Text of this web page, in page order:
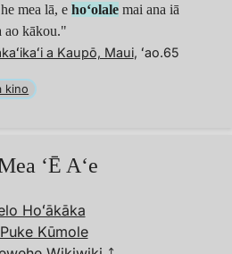
mea lā, e hoʻolale mai ana iā
ao kākou."
a Kaupō, Maui, ʻao.65
kino
ʻĒ Aʻe
Hoʻākāka
Kūmole